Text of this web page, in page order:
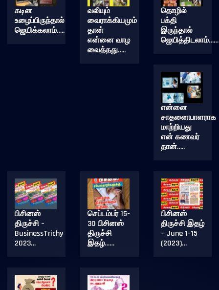
கடின
உழைப்பிருந்தால்
ஜெயிக்கலாம்…..
வலியும்
வைராக்கியமும்
தான்
என்னை வாழ
வைத்தது…..
தொழில்
பக்தி
இருந்தால்
என்னை
சாதனையாளராக
மாற்றியது
என் கணவர்
தான்…..
பிசினஸ்
திருச்சி –
BusinessTrichy
2023…
செப்டம்பர் 15-
30 பிசினஸ்
திருச்சி
இதழ்……
பிசினஸ்
திருச்சி இதழ்
– June 1-15
(2023)…